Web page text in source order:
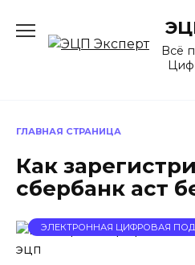
содержанию
Всё
ГЛАВНАЯ СТРАНИЦА
Как
сбербанк аст
ЭЛЕКТРОННАЯ ЦИФРОВАЯ